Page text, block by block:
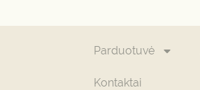
Parduotuvė
Kontaktai